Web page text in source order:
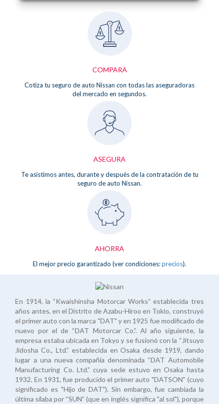
COMPARA
Cotiza tu seguro de auto Nissan con todas las aseguradoras
del mercado en segundos.
ASEGURA
Te asistimos antes, durante y después de la contratación de tu
seguro de auto Nissan.
AHORRA
El mejor precio garantizado (ver condiciones:precios).
En 1914, la “Kwaishinsha Motorcar Works” establecida tres
años antes, en el Distrito de Azabu-Hiroo en Tokio, construyó
el primer auto con la marca "DAT" y en 1925 fue modificado de
nuevo por el de “DAT Motorcar Co.”. Al año siguiente, la
empresa estaba ubicada en Tokyo y se fusionó con la “Jitsuyo
Jidosha Co., Ltd.” establecida en Osaka desde 1919, dando
lugar a una nueva compañía denominada “DAT Automobile
Manufacturing Co. Ltd.” cuya sede estuvo en Osaka hasta
1932. En 1931, fue producido el primer auto "DATSON" (cuyo
significado es "Hijo de DAT"). Sin embargo, fue cambiada la
última sílaba por “SUN” (que en inglés significa "al sol"), porque